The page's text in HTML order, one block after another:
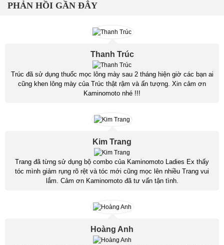
PHẢN HỒI GẦN ĐÂY
Thanh Trúc
Trúc đã sử dụng thuốc mọc lông mày sau 2 tháng hiện giờ các bạn ai
cũng khen lông mày của Trúc thật rậm và ấn tượng. Xin cảm ơn
Kaminomoto nhé !!!
Kim Trang
Trang đã từng sử dụng bộ combo của Kaminomoto Ladies Ex thấy
tóc mình giảm rụng rõ rệt và tóc mới cũng mọc lên nhiều Trang vui
lắm. Cảm ơn Kaminomoto đã tư vấn tận tình.
Hoàng Anh